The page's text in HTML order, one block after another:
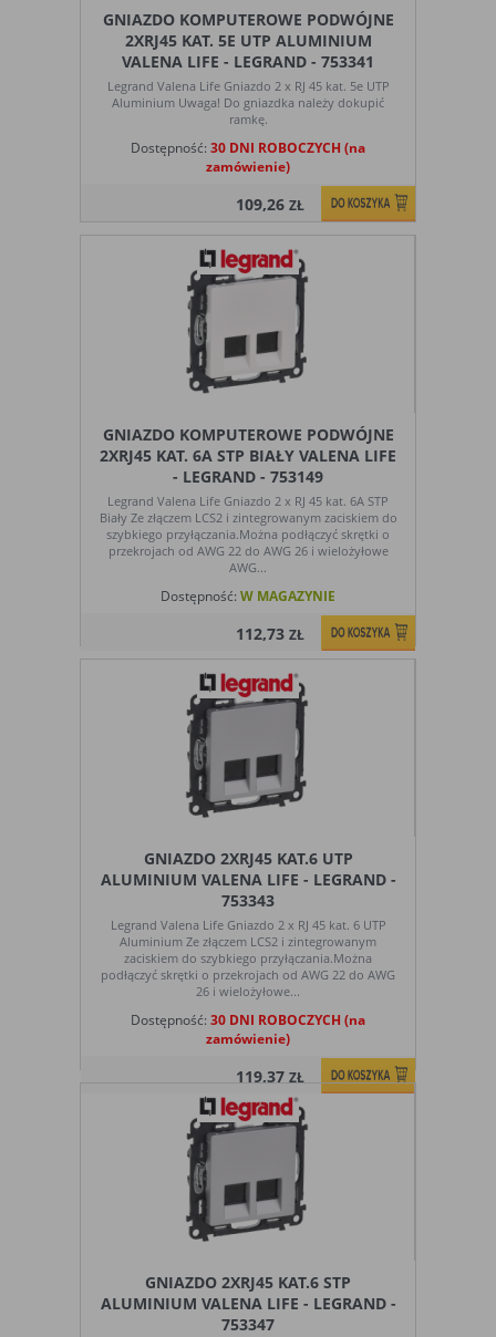
GNIAZDO KOMPUTEROWE PODWÓJNE
2XRJ45 KAT. 5E UTP ALUMINIUM
VALENA LIFE - LEGRAND - 753341
Legrand Valena Life Gniazdo 2 x RJ 45 kat. 5e UTP
Aluminium Uwaga! Do gniazdka należy dokupić
ramkę.
Dostępność: 30 DNI ROBOCZYCH (na
zamówienie)
109,26ZŁ
GNIAZDO KOMPUTEROWE PODWÓJNE
2XRJ45 KAT. 6A STP BIAŁY VALENA LIFE
- LEGRAND - 753149
Legrand Valena Life Gniazdo 2 x RJ 45 kat. 6A STP
Biały Ze złączem LCS2 i zintegrowanym zaciskiem do
szybkiego przyłączania.Można podłączyć skrętki o
przekrojach od AWG 22 do AWG 26 i wielożyłowe
AWG...
Dostępność: W MAGAZYNIE
112,73ZŁ
GNIAZDO 2XRJ45 KAT.6 UTP
ALUMINIUM VALENA LIFE - LEGRAND -
753343
Legrand Valena Life Gniazdo 2 x RJ 45 kat. 6 UTP
Aluminium Ze złączem LCS2 i zintegrowanym
zaciskiem do szybkiego przyłączania.Można
podłączyć skrętki o przekrojach od AWG 22 do AWG
26 i wielożyłowe...
Dostępność: 30 DNI ROBOCZYCH (na
zamówienie)
119,37ZŁ
GNIAZDO 2XRJ45 KAT.6 STP
ALUMINIUM VALENA LIFE - LEGRAND -
753347